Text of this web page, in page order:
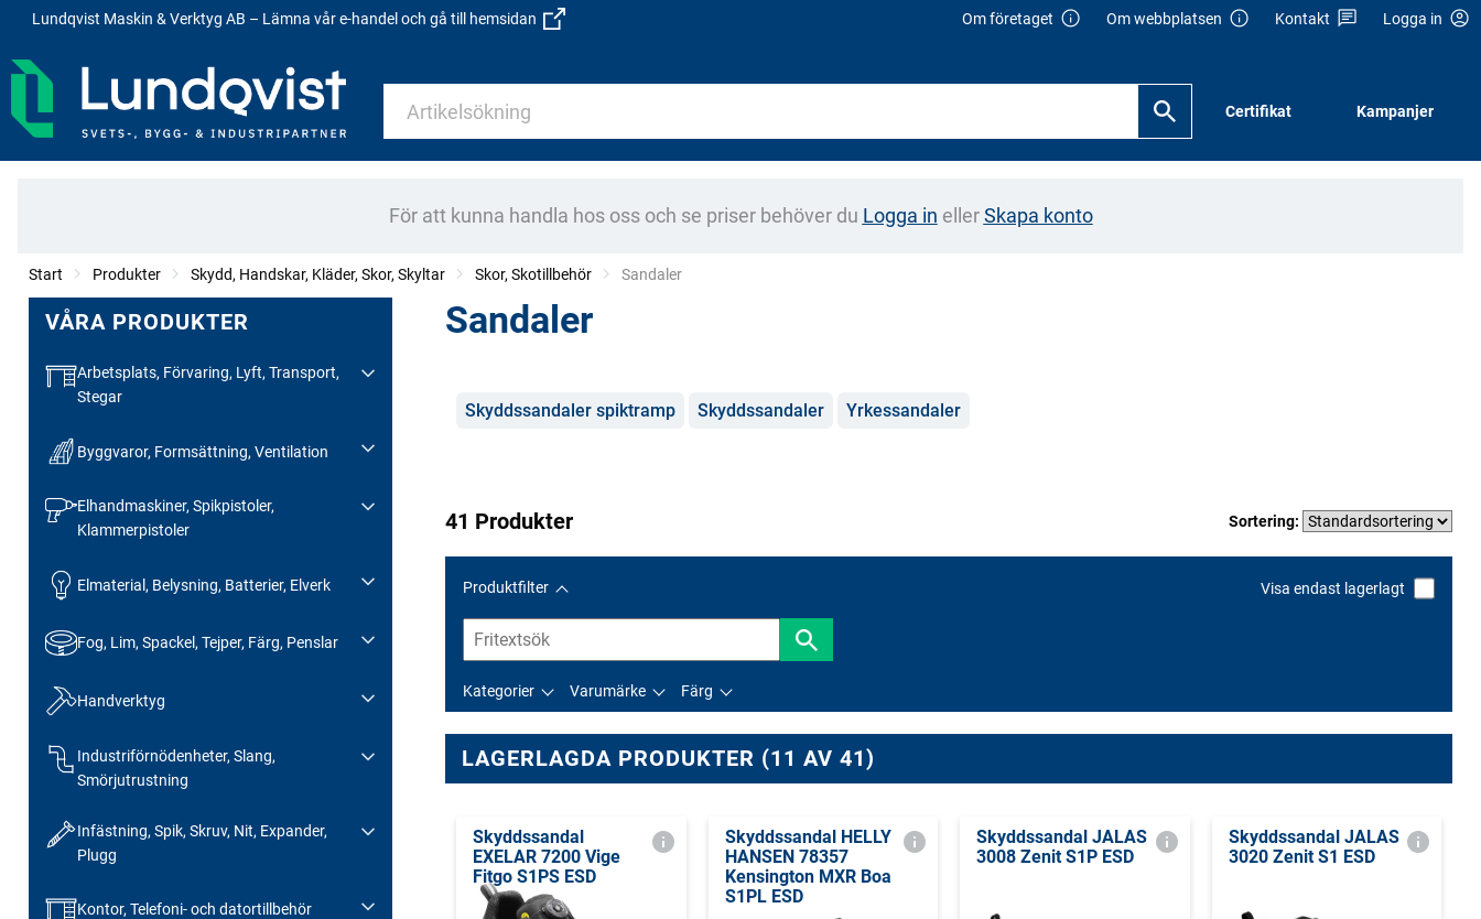
Lundqvist Maskin & Verktyg AB – Lämna vår e-handel och gå till hemsidan Om företaget Om webbplatsen Kontakt Logga in
Certifikat Kampanjer
För att kunna handla hos oss och se priser behöver du Logga in ellerSkapa konto
Start Produkter Skydd, Handskar, Kläder, Skor, Skyltar Skor, Skotillbehör Current:
Sandaler
VÅRA PRODUKTER
Arbetsplats, Förvaring, Lyft, Transport,
Stegar
Byggvaror, Formsättning, Ventilation
Elhandmaskiner, Spikpistoler,
Klammerpistoler
Elmaterial, Belysning, Batterier, Elverk
Fog, Lim, Spackel, Tejper, Färg, Penslar
Handverktyg
Industriförnödenheter, Slang,
Smörjutrustning
Infästning, Spik, Skruv, Nit, Expander,
Plugg
Kontor, Telefoni- och datortillbehör
Sandaler
Kategorier
Skyddssandaler spiktramp Skyddssandaler Yrkessandaler
41 Produkter Sortering:
Produktfilter Visa endast lagerlagt
Kategorier Varumärke Färg
LAGERLAGDA PRODUKTER (11 AV 41)
Skyddssandal
EXELAR 7200 Vige
Fitgo S1PS ESD
Skyddssandal HELLY
HANSEN 78357
Kensington MXR Boa
S1PL ESD
Skyddssandal JALAS
3008 Zenit S1P ESD
Skyddssandal JALAS
3020 Zenit S1 ESD